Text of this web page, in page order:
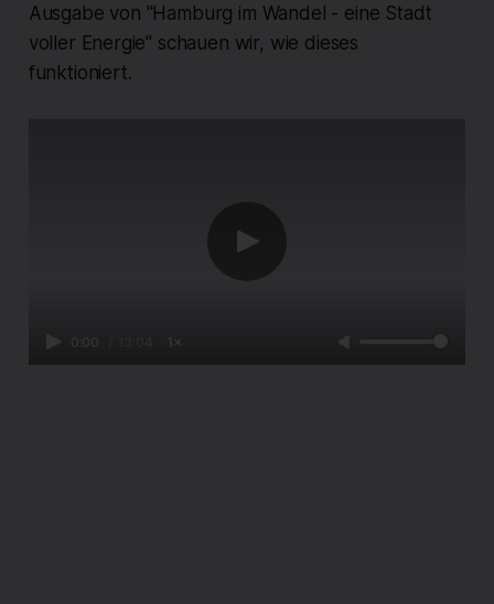
Ausgabe von "Hamburg im Wandel - eine Stadt
voller Energie" schauen wir, wie dieses
funktioniert.